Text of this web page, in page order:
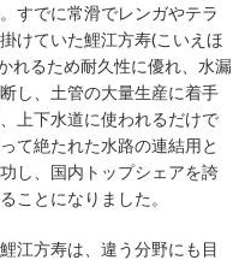
すでに常滑でレンガやテラ
けていた鯉江方寿(こいえほ
れるため耐久性に優れ、水漏
し、土管の大量生産に着手
上下水道に使われるだけで
て絶たれた水路の連結用と
し、国内トップシェアを誇
ことになりました。
江方寿は、違う分野にも目